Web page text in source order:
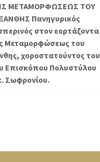
ΜΕΤΑΜΟΡΦΩΣΕΩΣ ΤΟΥ
Πανηγυρικός
στον εορτάζοντα
Μεταμορφώσεως του
χοροστατούντος του
Επισκόπου Πολυστύλου
Σωφρονίου.